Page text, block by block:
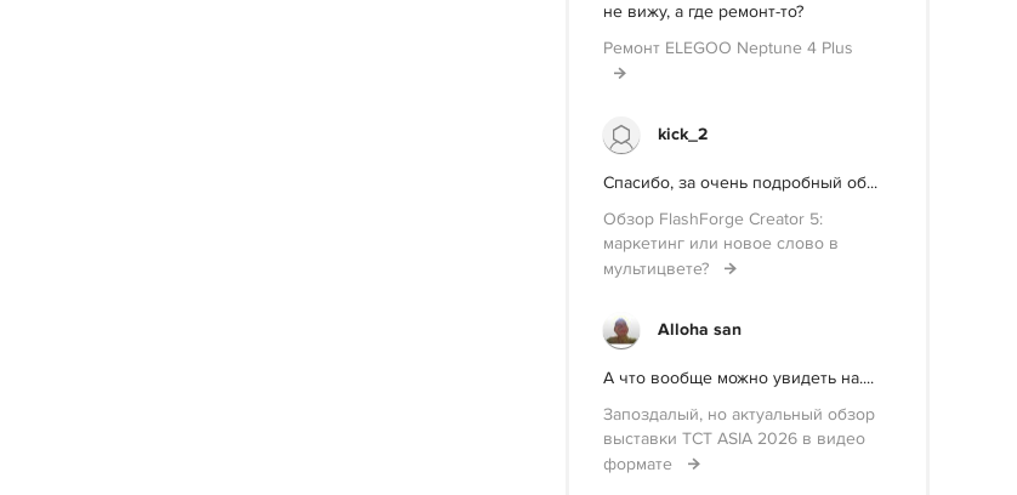
не вижу, а где ремонт-то?
Ремонт ELEGOO Neptune 4 Plus
kick_2
Спасибо, за очень подробный об...
Обзор FlashForge Creator 5:
маркетинг или новое слово в
мультицвете?
Alloha san
А что вообще можно увидеть на....
Запоздалый, но актуальный обзор
выставки TCT ASIA 2026 в видео
формате